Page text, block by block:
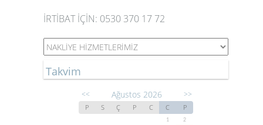
İRTİBAT İÇİN: 0530 370 17 72
Takvim
<< Ağustos 2026 >>
P S Ç P C C P
1
2